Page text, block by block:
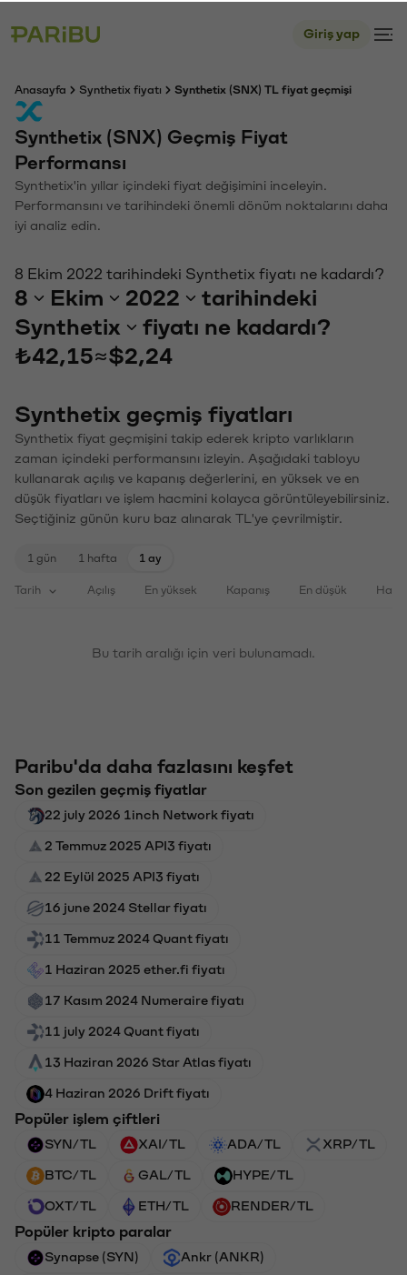
Giriş yap
Anasayfa Synthetix fiyatı Synthetix (SNX) TL fiyat geçmişi
Synthetix (SNX) Geçmiş Fiyat
Performansı
Synthetix'in yıllar içindeki fiyat değişimini inceleyin.
Performansını ve tarihindeki önemli dönüm noktalarını daha
iyi analiz edin.
8 Ekim 2022 tarihindeki Synthetix fiyatı ne kadardı?
8 Ekim 2022
tarihindeki
Synthetix
fiyatı ne kadardı?
₺42,15≈$2,24
Synthetix geçmiş fiyatları
Synthetix fiyat geçmişini takip ederek kripto varlıkların
zaman içindeki performansını izleyin. Aşağıdaki tabloyu
kullanarak açılış ve kapanış değerlerini, en yüksek ve en
düşük fiyatları ve işlem hacmini kolayca görüntüleyebilirsiniz.
Seçtiğiniz günün kuru baz alınarak TL'ye çevrilmiştir.
1 gün 1 hafta 1 ay
Tarih Açılış En yüksek Kapanış En düşük
Bu tarih aralığı için veri bulunamadı.
Paribu'da daha fazlasını keşfet
Son gezilen geçmiş fiyatlar
22 july 2026 1inch Network fiyatı
2 Temmuz 2025 API3 fiyatı
22 Eylül 2025 API3 fiyatı
16 june 2024 Stellar fiyatı
11 Temmuz 2024 Quant fiyatı
1 Haziran 2025 ether.fi fiyatı
17 Kasım 2024 Numeraire fiyatı
11 july 2024 Quant fiyatı
13 Haziran 2026 Star Atlas fiyatı
4 Haziran 2026 Drift fiyatı
Popüler işlem çiftleri
SYN/TL XAI/TL ADA/TL XRP/TL
BTC/TL GAL/TL HYPE/TL
OXT/TL ETH/TL RENDER/TL
Popüler kripto paralar
Synapse (SYN) Ankr (ANKR)